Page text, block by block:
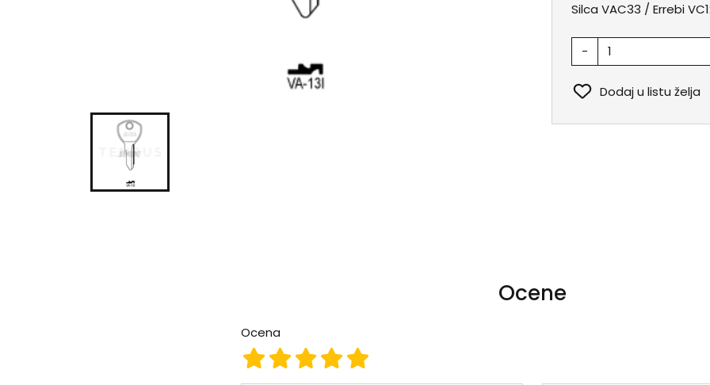
Silca VAC33 / Errebi
-
Dodaj u listu želja
Ocene
Ocena
Ocena 5
Ocena 4
Ocena 3
Ocena 2
Ocena 1